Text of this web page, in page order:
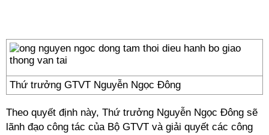
Thứ trưởng GTVT Nguyễn Ngọc Đông
Theo quyết định này, Thứ trưởng Nguyễn Ngọc Đông sẽ
lãnh đạo công tác của Bộ GTVT và giải quyết các công